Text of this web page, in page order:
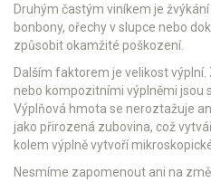
Druhým častým viníkem je
bonbony, ořechy v slupce nebo
způsobit okamžité poškození.
Dalším faktorem je velikost
nebo kompozitními výplněmi jsou
Výplňová hmota se neroztažuje
jako přirozená zubovina, což
kolem výplně vytvoří
Nesmíme zapomenout ani na